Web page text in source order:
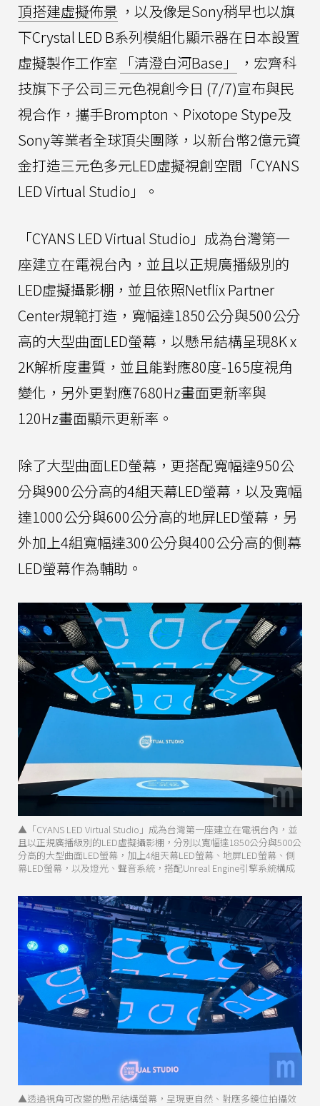
頂搭建虛擬佈景 ，以及像是Sony稍早也以旗
下Crystal LED B系列模組化顯示器在日本設置
虛擬製作工作室
「清澄白河Base」
，宏齊科
技旗下子公司三元色視創今日 (7/7)宣布與民
視合作，攜手Brompton、Pixotope Stype及
Sony等業者全球頂尖團隊，以新台幣2億元資
金打造三元色多元LED虛擬視創空間「CYANS
LED Virtual Studio」。
「CYANS LED Virtual Studio」成為台灣第一
座建立在電視台內，並且以正規廣播級別的
LED虛擬攝影棚，並且依照Netflix Partner
Center規範打造，寬幅達1850公分與500公分
高的大型曲面LED螢幕，以懸吊結構呈現8K x
2K解析度畫質，並且能對應80度-165度視角
變化，另外更對應7680Hz畫面更新率與
120Hz畫面顯示更新率。
除了大型曲面LED螢幕，更搭配寬幅達950公
分與900公分高的4組天幕LED螢幕，以及寬幅
達1000公分與600公分高的地屏LED螢幕，另
外加上4組寬幅達300公分與400公分高的側幕
LED螢幕作為輔助。
▲「CYANS LED Virtual Studio」成為台灣第一座建立在電視台內，並
且以正規廣播級別的LED虛擬攝影棚，分別以寬幅達1850公分與500公
分高的大型曲面LED螢幕，加上4組天幕LED螢幕、地屏LED螢幕、側
幕LED螢幕，以及燈光、聲音系統，搭配Unreal Engine引擎系統構成
▲透過視角可改變的懸吊結構螢幕，呈現更自然、對應多鏡位拍攝效